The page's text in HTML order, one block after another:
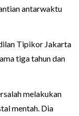
antarwaktu
Tipikor Jakarta
tiga tahun dan
melakukan
mentah. Dia